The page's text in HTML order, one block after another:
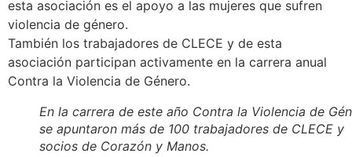
esta asociación es el apoyo a las mujeres que sufren
violencia de género.
También los trabajadores de CLECE y de esta
asociación participan activamente en la carrera anual
Contra la Violencia de Género.
En la carrera de este año Contra la Violencia de
se apuntaron más de 100 trabajadores de CLECE y
socios de Corazón y Manos.